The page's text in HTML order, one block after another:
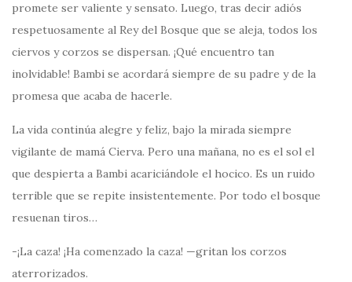
promete ser valiente y sensato. Luego, tras decir adiós
respetuosamente al Rey del Bosque que se aleja, todos los
ciervos y corzos se dispersan. ¡Qué encuentro tan
inolvidable! Bambi se acordará siempre de su padre y de la
promesa que acaba de hacerle.
La vida continúa alegre y feliz, bajo la mirada siempre
vigilante de mamá Cierva. Pero una mañana, no es el sol el
que despierta a Bambi acariciándole el hocico. Es un ruido
terrible que se repite insistentemente. Por todo el bosque
resuenan tiros…
-¡La caza! ¡Ha comenzado la caza! —gritan los corzos
aterrorizados.